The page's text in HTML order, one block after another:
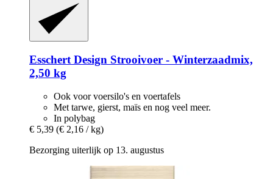
Esschert Design Strooivoer -​ Winterzaadmix,
2,50 kg
Ook voor voersilo's en voertafels
Met tarwe, gierst, maïs en nog veel meer.
In polybag
€ 5,39 (€ 2,16 / kg)
Bezorging uiterlijk op 13. augustus